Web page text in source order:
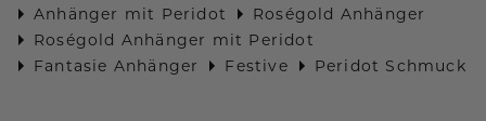
Anhänger mit Peridot
Roségold Anhänger
Roségold Anhänger mit Peridot
Fantasie Anhänger
Festive Peridot Schmuck